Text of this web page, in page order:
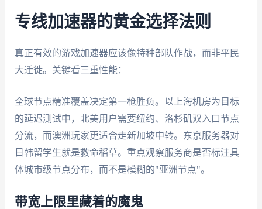
专线加速器的黄金选择法则
真正有效的游戏加速器应该像特种部队作战，而非平民
大迁徙。关键看三重性能：
全球节点精准覆盖决定第一枪胜负。以上海机房为目标
的延迟测试中，北美用户需要纽约、洛杉矶双入口节点
分流，而澳洲玩家更适合走新加坡中转。东京服务器对
日韩留学生就是救命稻草。重点观察服务商是否标注具
体城市级节点分布，而不是模糊的"亚洲节点"。
带宽上限里藏着的魔鬼